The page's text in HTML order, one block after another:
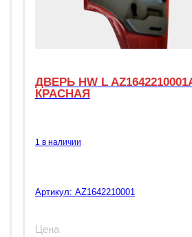
ДВЕРЬ HW L
КРАСНАЯ
1 в наличии
Артикул: AZ1642210001
Цена